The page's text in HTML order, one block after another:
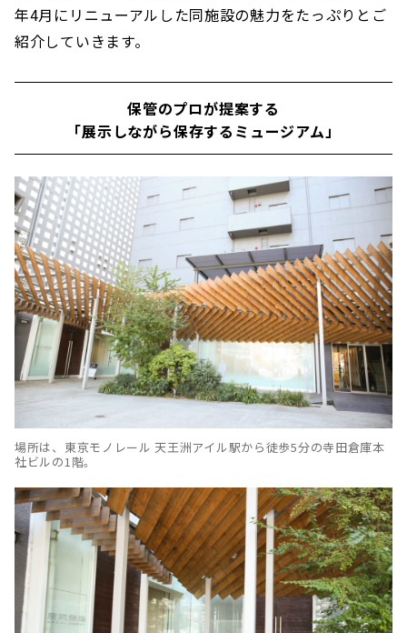
年4月にリニューアルした同施設の魅力をたっぷりとご
紹介していきます。
保管のプロが提案する
「展示しながら保存するミュージアム」
場所は、東京モノレール 天王洲アイル駅から徒歩5分の寺田倉庫本
社ビルの1階。